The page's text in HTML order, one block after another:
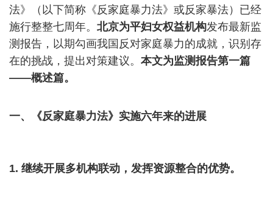
法》（以下简称《反家庭暴力法》或反家暴法）已经
施行整整七周年。 北京为平妇女权益机构发布最新监
测报告，以期勾画我国反对家庭暴力的成就，识别存
在的挑战，提出对策建议。 本文为监测报告第一篇
——概述篇。
一、《反家庭暴力法》实施六年来的进展
1. 继续开展多机构联动，发挥资源整合的优势。